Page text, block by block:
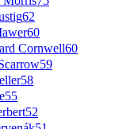
62
60
Cornwell60
59
58
55
52